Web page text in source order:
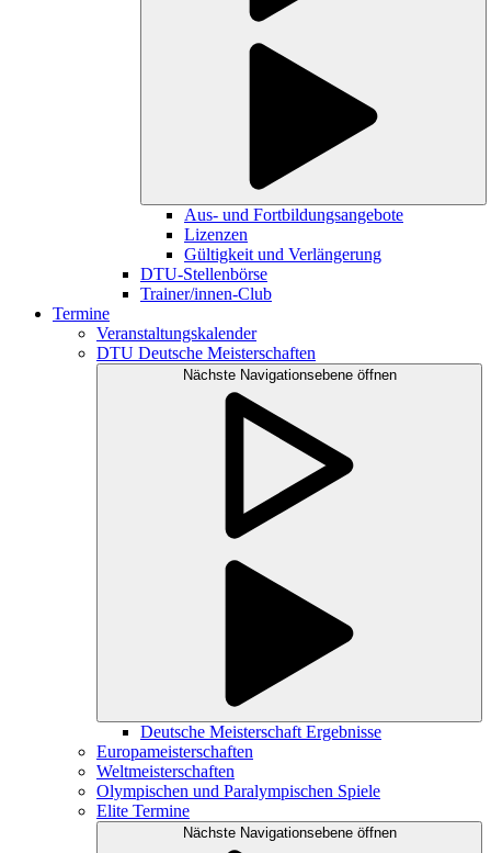
Aus- und Fortbildungsangebote
Lizenzen
Gültigkeit und Verlängerung
DTU-Stellenbörse
Trainer/innen-Club
Termine
Veranstaltungskalender
DTU Deutsche Meisterschaften
Nächste Navigationsebene öffnen
Deutsche Meisterschaft Ergebnisse
Europameisterschaften
Weltmeisterschaften
Olympischen und Paralympischen Spiele
Elite Termine
Nächste Navigationsebene öffnen